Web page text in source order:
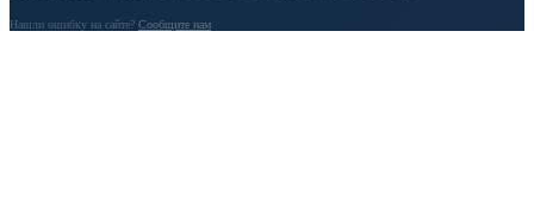
Нашли ошибку на сайте? Сообщите нам